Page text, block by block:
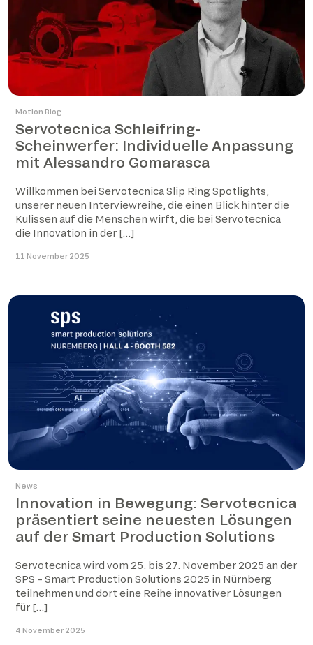
Motion Blog
Servotecnica Schleifring-
Scheinwerfer: Individuelle Anpassung
mit Alessandro Gomarasca
Willkommen bei Servotecnica Slip Ring Spotlights,
unserer neuen Interviewreihe, die einen Blick hinter die
Kulissen auf die Menschen wirft, die bei Servotecnica
die Innovation in der […]
11 November 2025
News
Innovation in Bewegung: Servotecnica
präsentiert seine neuesten Lösungen
auf der Smart Production Solutions
Servotecnica wird vom 25. bis 27. November 2025 an der
SPS – Smart Production Solutions 2025 in Nürnberg
teilnehmen und dort eine Reihe innovativer Lösungen
für […]
4 November 2025